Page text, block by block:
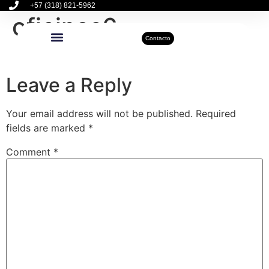
+57 (318) 821-5962
Contacto
oficinas6
Leave a Reply
Your email address will not be published. Required
fields are marked *
Comment *